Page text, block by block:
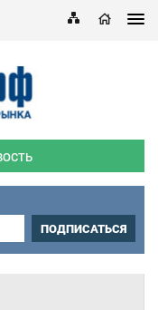
ПОДПИСАТЬСЯ